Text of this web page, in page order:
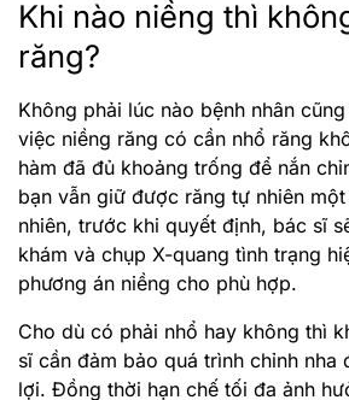
Khi nào niềng thì
răng?
Không phải lúc nào bệnh nhân
việc niềng răng có cần nhổ răng
hàm đã đủ khoảng trống để nắn
bạn vẫn giữ được răng tự nhiên
nhiên, trước khi quyết định, bác sĩ
khám và chụp X-quang tình trạng
phương án niềng cho phù hợp.
Cho dù có phải nhổ hay không thì
sĩ cần đảm bảo quá trình chỉnh nha
lợi. Đồng thời hạn chế tối đa ảnh